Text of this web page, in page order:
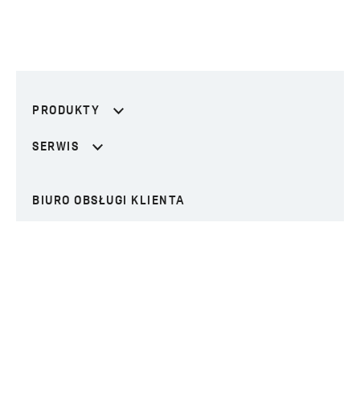
PRODUKTY
SERWIS
BIURO OBSŁUGI KLIENTA